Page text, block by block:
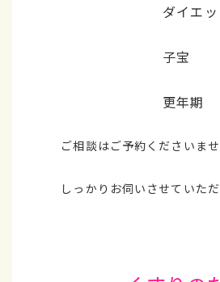
ダイエッ
子宝
更年期
ご相談はご予約くださいませ
しっかりお伺いさせていただ